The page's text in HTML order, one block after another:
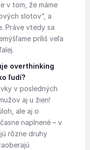
v tom, že máme
slotov“, a
Práve vtedy sa
príliš veľa
overthinking
ľudí?
v posledných
aj u žien!
ale aj o
naplnené – v
rôzne druhy